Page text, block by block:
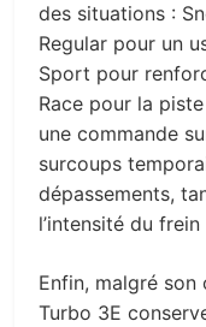
des situations :
Regular pour un
Sport pour
Race pour la
une commande
surcoups
dépassements,
l’intensité du
Enfin, malgré
Turbo 3E